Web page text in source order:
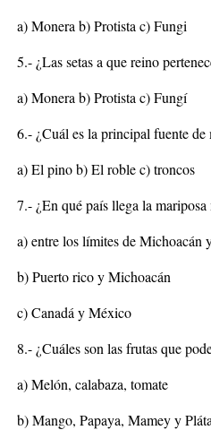
a) Monera b) Protista c) Fungi
5.- ¿Las setas a que reino
a) Monera b) Protista c) Fungí
6.- ¿Cuál es la principal fuente de
a) El pino b) El roble c) troncos
7.- ¿En qué país llega la
a) entre los límites de Michoacán
b) Puerto rico y Michoacán
c) Canadá y México
8.- ¿Cuáles son las frutas que
a) Melón, calabaza, tomate
b) Mango, Papaya, Mamey y